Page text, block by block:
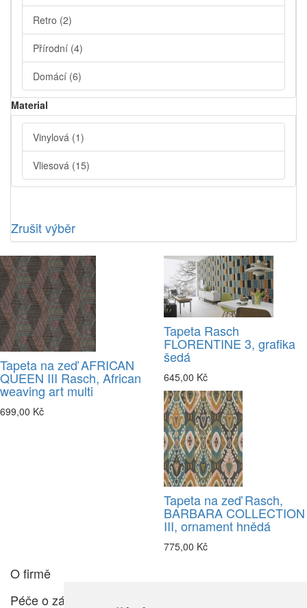
Retro (2)
Přírodní (4)
Domácí (6)
Material
Vinylová (1)
Vliesová (15)
Zrušit výběr
Tapeta na zeď AFRICAN
QUEEN III Rasch, African
weaving art multi
699,00 Kč
Tapeta Rasch
FLORENTINE 3, grafika
šedá
645,00 Kč
Tapeta na zeď Rasch,
BARBARA COLLECTION
III, ornament hnědá
775,00 Kč
O firmě
Péče o zákazníka